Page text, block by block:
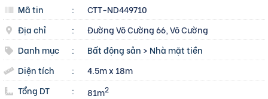
Mã tin :
CTT-ND449710
Địa chỉ
:
Đường Võ Cường 66, Võ Cường
Danh mục
: Bất động sản > Nhà mặt tiền
Diện tích
:
4.5m x 18m
Tổng DT
: 81m2